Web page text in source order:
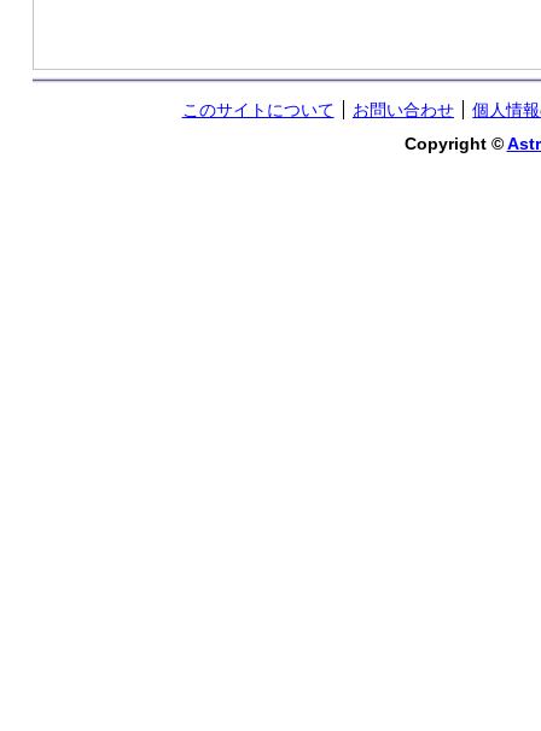
このサイトについて お問い合わせ
個人情
Copyright ©